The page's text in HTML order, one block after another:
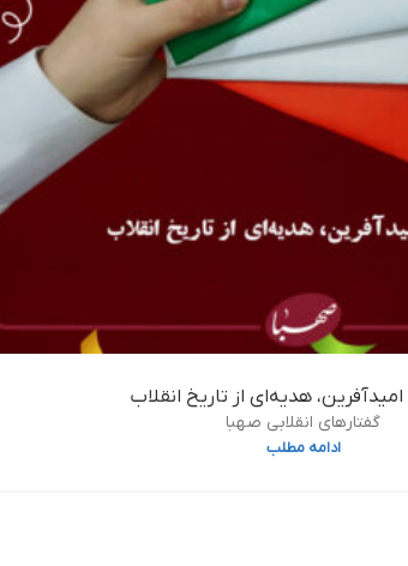
هدیه‌ای از تاریخ انقلاب
گفتارهای انقلابی صهبا
ادامه مطلب